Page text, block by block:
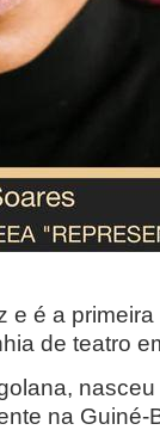
e é a
de teatro
na Guiné-